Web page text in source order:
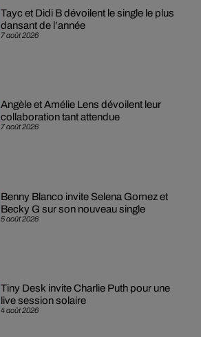
7 août 2026
Tayc et Didi B dévoilent le single le plus
dansant de l’année
7 août 2026
Angèle et Amélie Lens dévoilent leur
collaboration tant attendue
5 août 2026
Benny Blanco invite Selena Gomez et
Becky G sur son nouveau single
4 août 2026
Tiny Desk invite Charlie Puth pour une
live session solaire